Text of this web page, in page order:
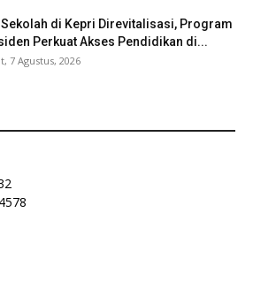
Sekolah di Kepri Direvitalisasi, Program
Perkuat Akses Pendidikan di...
7 Agustus, 2026